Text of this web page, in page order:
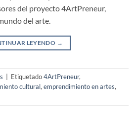
del proyecto 4ArtPreneur,
del arte.
LEYENDO →
Etiquetado4ArtPreneur,
cultural, emprendimiento en artes,